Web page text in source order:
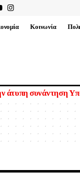
Κοινωνία
άτυπη συνάντηση